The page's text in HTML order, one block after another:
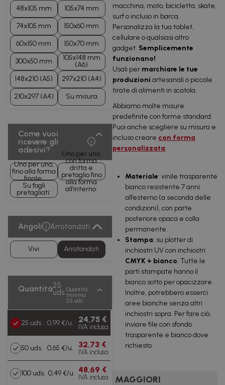
48x105 mm 105x74 mm
74x105 mm 150x60 mm
60x150 mm 150x70 mm
300x50 mm
105x148 mm
(A6)
148x210 (A5)
297x210 (A4)
210x297 (A4) Su misura
Come vuoi
ricevere gli
adesivi?
Uno per uno,
fino alla forma
finale:
Uno per uno,
con forma
dritta e
pretaglio fino
alla forma
all’interno:
Su fogli
pretagliati:
Angoli Arrotondati
Vivi Arrotondati
Quantità25
uds.Quantità
minima
25 uds.
25 uds. 0,99 €/u. 24,75 €
IVA inclusa
50 uds. 0,65 €/u. 32,73 €
IVA inclusa
100 uds. 0,49 €/u. 48,69 €
IVA inclusa
macchina, moto, bicicletta, skate,
surf o incluso in barca.
Personalizza la tua tablet,
cellulare o qualsiasi altro
gadget. Semplicemente
funzionano!
Usali per marchiare le tue
produzioni artesanali o piccole
tirate di alimenti in scatola.
Abbiamo molte misure
predefinite con forme standard.
Puoi anche scegliere su misura e
incluso creare con forma
personalizzata.
Materiale: vinile trasparente
bianco resistente 7 anni
all’esterno (a seconda delle
condizioni), con parte
posteriore opaca e colla
permanente.
Stampa: su plotter di
inchiostri UV con inchiostri
CMYK + bianco. Tutte le
parti stampate hanno il
bianco sotto per opacizzare.
Inoltre, potrebbero esserci
aree bianche senza altri
inchiostri sopra. Per fare ciò,
inviare file con sfondo
trasparente e bianco dove
richiesto.
MAGGIORI